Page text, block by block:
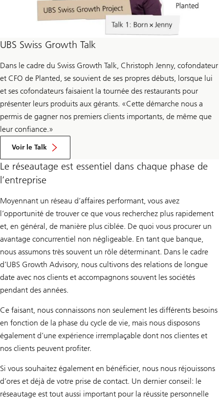
UBS Swiss Growth Talk
Dans le cadre du Swiss Growth Talk, Christoph Jenny, cofondateur
et CFO de Planted, se souvient de ses propres débuts, lorsque lui
et ses cofondateurs faisaient la tournée des restaurants pour
présenter leurs produits aux gérants. «Cette démarche nous a
permis de gagner nos premiers clients importants, de même que
leur confiance.»
Voir le Talk
Le réseautage est essentiel dans chaque phase de
l’entreprise
Moyennant un réseau d’affaires performant, vous avez
l’opportunité de trouver ce que vous recherchez plus rapidement
et, en général, de manière plus ciblée. De quoi vous procurer un
avantage concurrentiel non négligeable. En tant que banque,
nous assumons très souvent un rôle déterminant. Dans le cadre
d’UBS Growth Advisory, nous cultivons des relations de longue
date avec nos clients et accompagnons souvent les sociétés
pendant des années.
Ce faisant, nous connaissons non seulement les différents besoins
en fonction de la phase du cycle de vie, mais nous disposons
également d’une expérience irremplaçable dont nos clientes et
nos clients peuvent profiter.
Si vous souhaitez également en bénéficier, nous nous réjouissons
d’ores et déjà de votre prise de contact. Un dernier conseil: le
réseautage est tout aussi important pour la réussite personnelle